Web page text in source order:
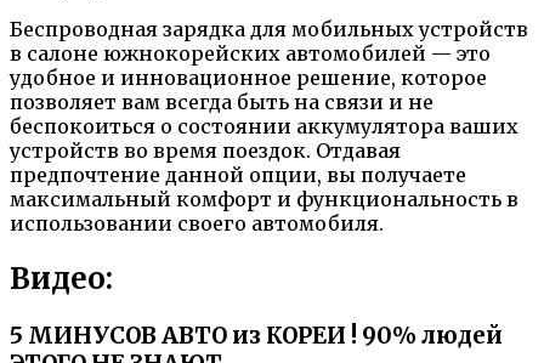
Беспроводная зарядка для мобильных устройств
в салоне южнокорейских автомобилей — это
удобное и инновационное решение, которое
позволяет вам всегда быть на связи и не
беспокоиться о состоянии аккумулятора ваших
устройств во время поездок. Отдавая
предпочтение данной опции, вы получаете
максимальный комфорт и функциональность в
использовании своего автомобиля.
Видео:
5 МИНУСОВ АВТО из КОРЕИ ! 90% людей